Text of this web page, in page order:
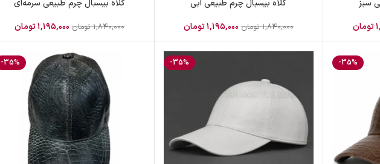
سبز
تومان
کلاه بیسبال چرم طبیعی آبی
۱,۸۴۰,۰۰۰ تومان ۱,۱۹۵,۰۰۰تومان
کلاه بیسبال چرم طبیعی سرمه‌ای
۱,۸۴۰,۰۰۰ تومان ۱,۱۹۵,۰۰۰تومان
-35%
-35%
-35%